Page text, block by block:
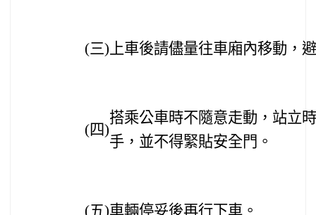
(三) 上車後請儘量往車廂內移動，
(四)
搭乘公車時不隨意走動，站立
手，並不得緊貼安全門。
(五)車輛停妥後再行下車。